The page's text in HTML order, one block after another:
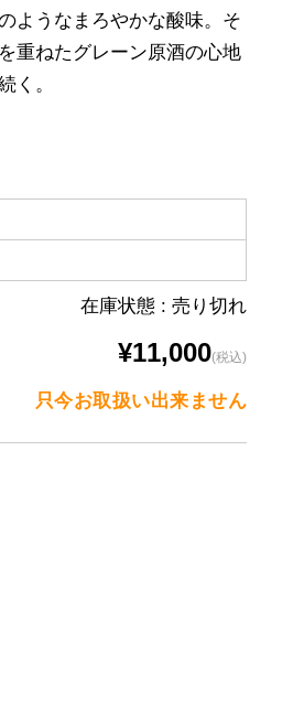
ようなまろやかな酸味。 そ
重ねたグレーン原酒の心地
く。
在庫状態 : 売り切れ
¥11,000(税込)
只今お取扱い出来ません